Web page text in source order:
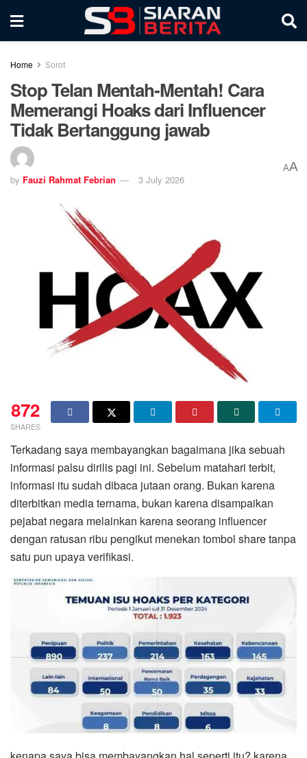
Home Sorot
Stop Telan Mentah-Mentah! Cara
Memerangi Hoaks dari Influencer
Tidak Bertanggung jawab
by Fauzi Rahmat Febrian 3 July 2026
AA
872
SHARES
Terkadang saya membayangkan bagaimana jika sebuah
informasi palsu dirilis pagi ini. Sebelum matahari terbit,
informasi itu sudah dibaca jutaan orang. Bukan karena
diterbitkan media ternama, bukan karena disampaikan
pejabat negara melainkan karena seorang influencer
dengan ratusan ribu pengikut menekan tombol share tanpa
satu pun upaya verifikasi.